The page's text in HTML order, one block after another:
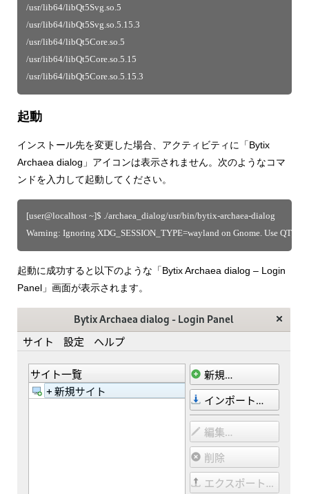
/usr/lib64/libQt5Svg.so.5
/usr/lib64/libQt5Svg.so.5.15.3
/usr/lib64/libQt5Core.so.5
/usr/lib64/libQt5Core.so.5.15
/usr/lib64/libQt5Core.so.5.15.3
起動
インストール先を変更した場合、アクティビティに「Bytix
Archaea dialog」アイコンは表示されません。次のようなコマ
ンドを入力して起動してください。
[user@localhost ~]$ ./archaea_dialog/usr/bin/bytix-archaea-dialog
Warning: Ignoring XDG_SESSION_TYPE=wayland on Gnome. Use
起動に成功すると以下のような「Bytix Archaea dialog – Login
Panel」画面が表示されます。